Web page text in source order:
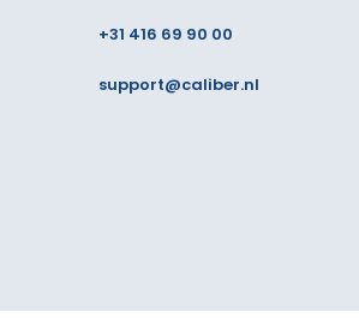
+31 416 69 90 00
support@caliber.nl